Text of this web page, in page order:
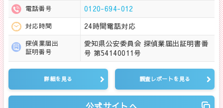
電話番号 0120-694-012
対応時間 24時間電話対応
探偵業届出
証明番号
愛知県公安委員会 探偵業届出証明書番
号 第54140011号
詳細を見る 調査レポートを見る